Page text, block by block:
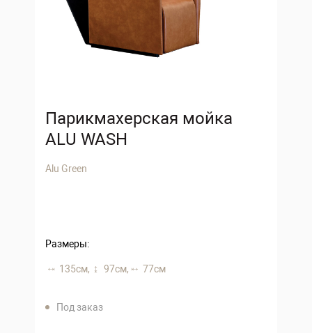
Парикмахерская мойка
ALU WASH
Alu Green
Размеры:
135 см, 97 см, 77 см
Под заказ